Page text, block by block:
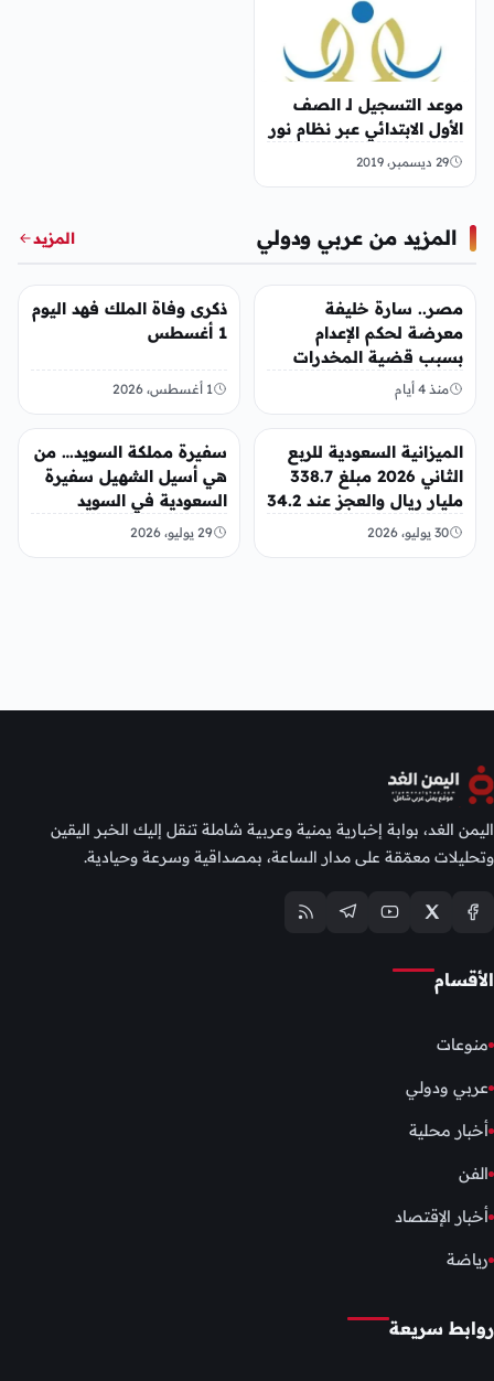
موعد التسجيل لـ الصف
الأول الابتدائي عبر نظام نور
29 ديسمبر، 2019
المزيد من عربي ودولي المزيد
مصر.. سارة خليفة
معرضة لحكم الإعدام
بسبب قضية المخدرات
الكبرى
منذ 4 أيام
عربي ودولي
ذكرى وفاة الملك فهد اليوم
1 أغسطس
1 أغسطس، 2026
عربي ودولي
الميزانية السعودية للربع
الثاني 2026 مبلغ 338.7
مليار ريال والعجز عند 34.2
مليار ريال
30 يوليو، 2026
عربي ودولي
سفيرة مملكة السويد… من
هي أسيل الشهيل سفيرة
السعودية في السويد
29 يوليو، 2026
اليمن الغد، بوابة إخبارية يمنية وعربية شاملة تنقل إليك الخبر اليقين
وتحليلات معمّقة على مدار الساعة، بمصداقية وسرعة وحيادية.
الأقسام
منوعات
عربي ودولي
أخبار محلية
الفن
أخبار الإقتصاد
رياضة
روابط سريعة